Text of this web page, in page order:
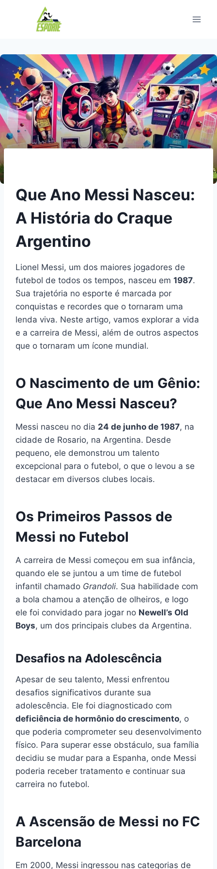
Que Ano Messi Nasceu:
A História do Craque
Argentino
Lionel Messi, um dos maiores jogadores de
futebol de todos os tempos, nasceu em 1987.
Sua trajetória no esporte é marcada por
conquistas e recordes que o tornaram uma
lenda viva. Neste artigo, vamos explorar a vida
e a carreira de Messi, além de outros aspectos
que o tornaram um ícone mundial.
O Nascimento de um Gênio:
Que Ano Messi Nasceu?
Messi nasceu no dia 24 de junho de 1987, na
cidade de Rosario, na Argentina. Desde
pequeno, ele demonstrou um talento
excepcional para o futebol, o que o levou a se
destacar em diversos clubes locais.
Os Primeiros Passos de
Messi no Futebol
A carreira de Messi começou em sua infância,
quando ele se juntou a um time de futebol
infantil chamado Grandoli. Sua habilidade com
a bola chamou a atenção de olheiros, e logo
ele foi convidado para jogar no Newell’s Old
Boys, um dos principais clubes da Argentina.
Desafios na Adolescência
Apesar de seu talento, Messi enfrentou
desafios significativos durante sua
adolescência. Ele foi diagnosticado com
deficiência de hormônio do crescimento, o
que poderia comprometer seu desenvolvimento
físico. Para superar esse obstáculo, sua família
decidiu se mudar para a Espanha, onde Messi
poderia receber tratamento e continuar sua
carreira no futebol.
A Ascensão de Messi no FC
Barcelona
Em 2000, Messi ingressou nas categorias de